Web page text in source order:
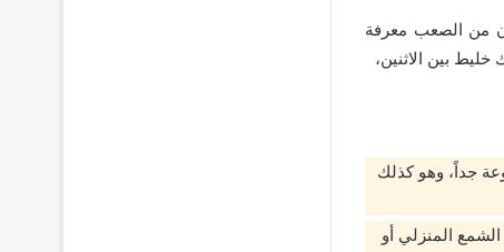
من الصعب معرفة
بين الاثنين،
جداً، وهو كذلك
المنزلي أو